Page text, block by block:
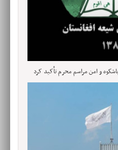
و امن مراسم محرم تأکید کرد